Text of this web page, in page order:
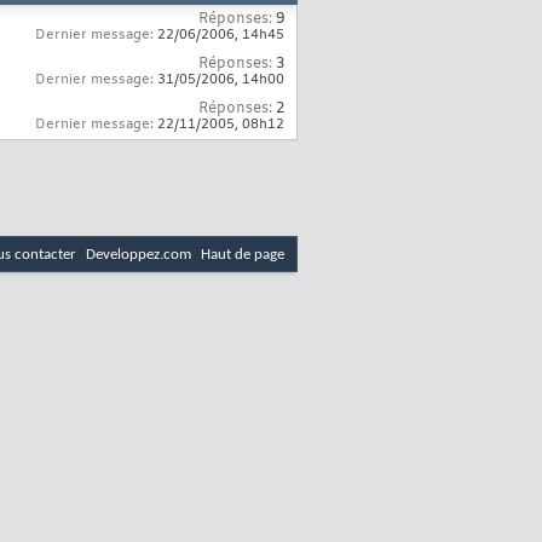
Réponses:9
Dernier message: 22/06/2006, 14h45
Réponses: 3
Dernier message: 31/05/2006, 14h00
Réponses: 2
Dernier message: 22/11/2005, 08h12
contacter Developpez.com Haut de page